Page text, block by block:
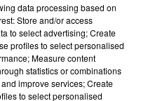
data processing based on
Store and/or access
to select advertising; Create
profiles to select personalised
Measure content
statistics or combinations
improve services; Create
to select personalised